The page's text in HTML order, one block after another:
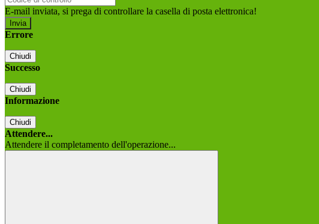
E-mail inviata, si prega di controllare la casella di posta elettronica!
Errore
Chiudi
Successo
Chiudi
Informazione
Chiudi
Attendere...
Attendere il completamento dell'operazione...